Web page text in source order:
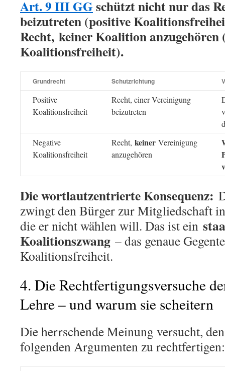
Art. 9 III GGschützt nicht nur das
beizutreten (positive
Recht, keinerKoalition anzugehören
Koalitionsfreiheit).
Grundrecht Schutzrichtung
Positive
Koalitionsfreiheit
Recht, einer Vereinigung
beizutreten
Negative
Koalitionsfreiheit
Recht, keiner Vereinigung
anzugehören
Die wortlautzentrierte Konsequenz:
zwingt den Bürger zur Mitgliedschaft
die er nicht wählen will. Das ist ein
Koalitionszwang – das genaue
Koalitionsfreiheit.
4. Die Rechtfertigungsversuche
Lehre – und warum sie scheitern
Die herrschende Meinung versucht,
folgenden Argumenten zu rechtfertigen: